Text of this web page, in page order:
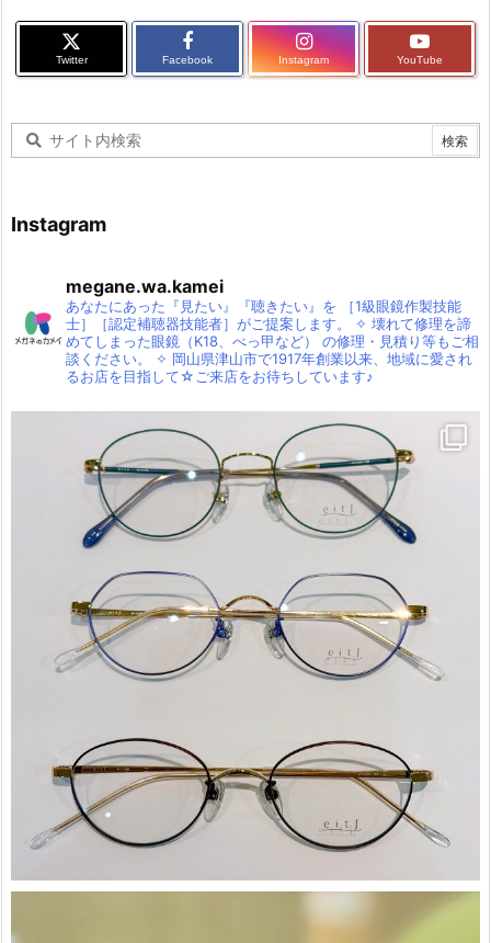
Twitter Facebook Instagram YouTube
Instagram
megane.wa.kamei
あなたにあった『見たい』『聴きたい』を ［1級眼鏡作製技能
士］［認定補聴器技能者］がご提案します。
✧ 壊れて修理を諦
めてしまった眼鏡（K18、べっ甲など）
の修理・見積り等もご相
談ください。
✧ 岡山県津山市で1917年創業以来、地域に愛され
るお店を目指して☆ご来店をお待ちしています♪